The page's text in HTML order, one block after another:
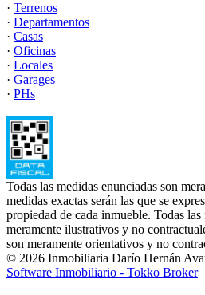
· Terrenos
· Departamentos
· Casas
· Oficinas
· Locales
· Garages
· PHs
Todas las medidas enunciadas son
medidas exactas serán las que se
propiedad de cada inmueble. Todas
meramente ilustrativos y no
son meramente orientativos y no
© 2026 Inmobiliaria Darío Hernán
Software Inmobiliario - Tokko Broker